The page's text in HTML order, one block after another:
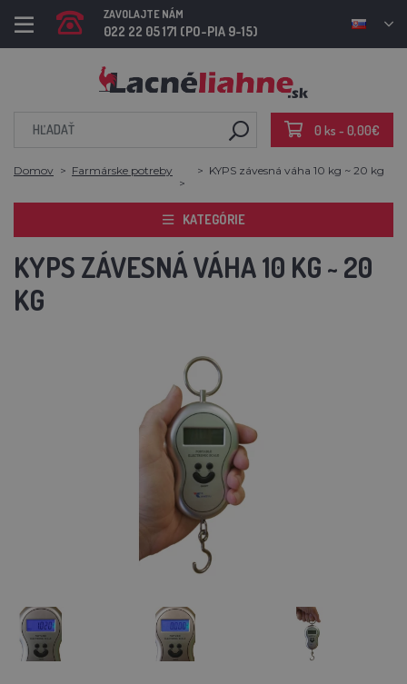
ZAVOLAJTE NÁM
022 22 05 171 (PO-PIA 9-15)
0 ks - 0,00€
Domov Farmárske potreby KYPS závesná váha 10 kg ~ 20 kg
KATEGÓRIE
KYPS ZÁVESNÁ VÁHA 10 KG ~ 20
KG